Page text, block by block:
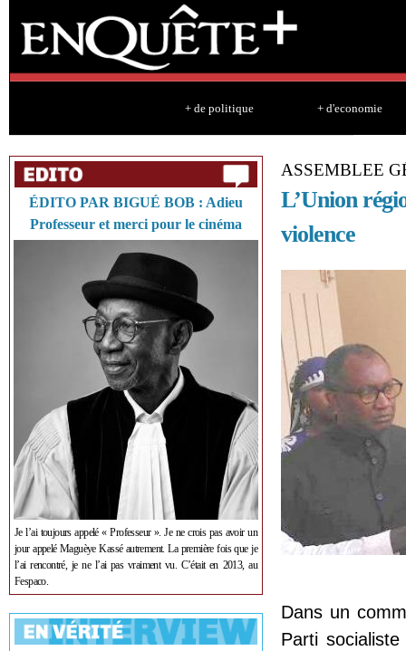
+ de politique + d'economie
ÉDITO PAR BIGUÉ BOB : Adieu
Professeur et merci pour le cinéma
Je l’ai toujours appelé « Professeur ». Je ne crois pas avoir un
jour appelé Maguèye Kassé autrement. La première fois que je
l’ai rencontré, je ne l’ai pas vraiment vu. C’était en 2013, au
Fespaco.
ASSEMBLEE
L’Union
violence
Dans un
Parti